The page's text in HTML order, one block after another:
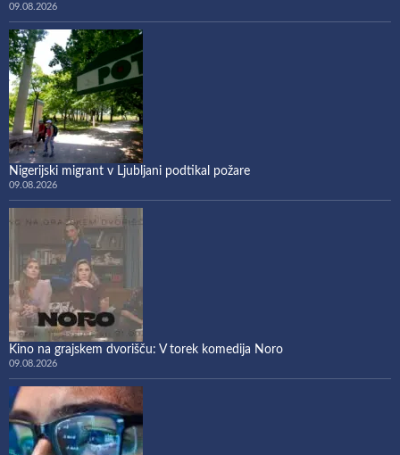
09.08.2026
Nigerijski migrant v Ljubljani podtikal požare
09.08.2026
Kino na grajskem dvorišču: V torek komedija Noro
09.08.2026